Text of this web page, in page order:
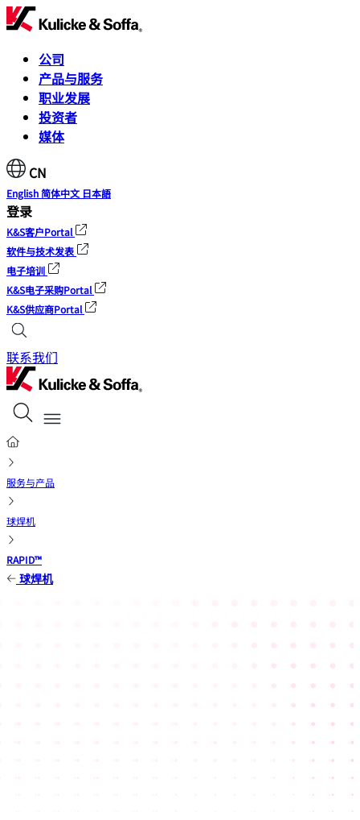
公司
产品与服务
职业发展
投资者
媒体
CN
English简体中文 日本語
登录
K&S客户Portal
软件与技术发表
电子培训
K&S电子采购Portal
K&S供应商Portal
联系我们
服务与产品
球焊机
RAPID™
球焊机